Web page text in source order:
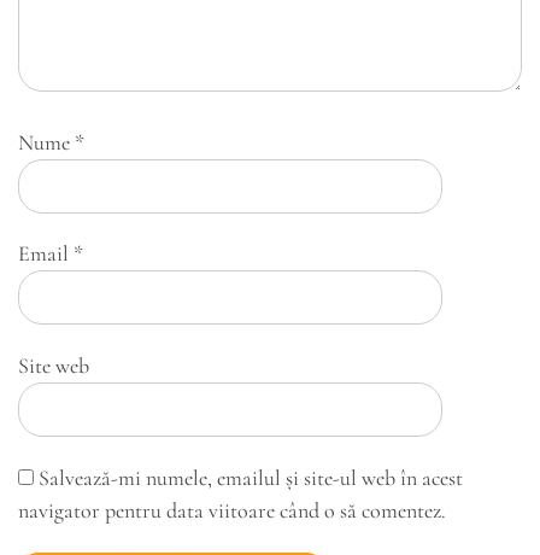
Nume *
Email *
Site web
Salvează-mi numele, emailul și site-ul web în acest
navigator pentru data viitoare când o să comentez.